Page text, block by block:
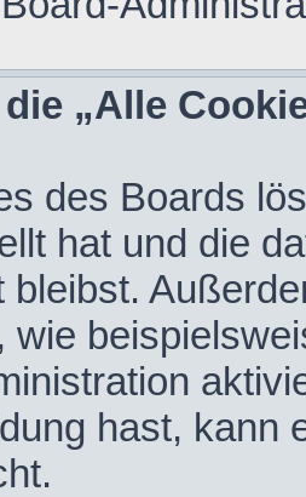
„Alle
des Boards
hat und die
bleibst.
wie
hast, kann